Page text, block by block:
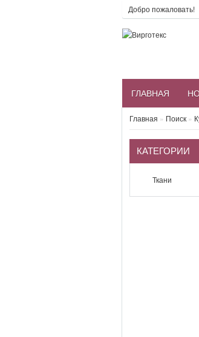
Добро пожаловать!
ГЛАВНАЯ
Главная » Поиск »
КАТЕГОРИИ
Ткани